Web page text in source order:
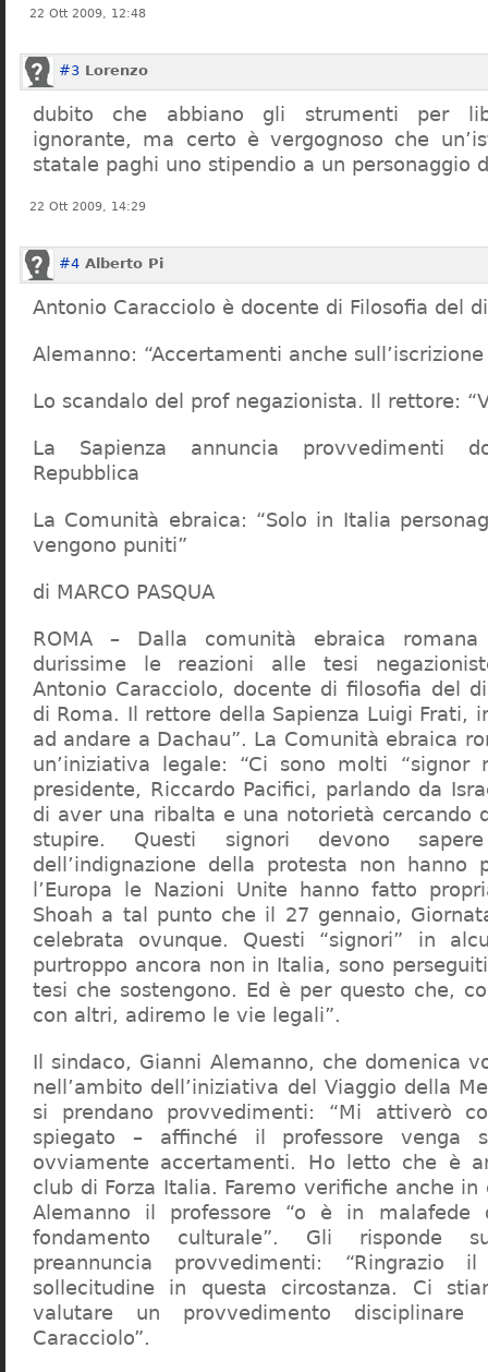
22 Ott 2009, 12:48
#3 Lorenzo
dubito che abbiano gli strumenti per
ignorante, ma certo è vergognoso che
statale paghi uno stipendio a un personaggio
22 Ott 2009, 14:29
#4 Alberto Pi
Antonio Caracciolo è docente di Filosofia del
Alemanno: “Accertamenti anche
Lo scandalo del prof negazionista. Il rettore:
La Sapienza annuncia provvedimenti
Repubblica
La Comunità ebraica: “Solo in Italia
vengono puniti”
di MARCO PASQUA
ROMA – Dalla comunità ebraica
durissime le reazioni alle tesi
Antonio Caracciolo, docente di filosofia del
di Roma. Il rettore della Sapienza Luigi Frati,
ad andare a Dachau”. La Comunità ebraica
un’iniziativa legale: “Ci sono molti “signor
presidente, Riccardo Pacifici, parlando da
di aver una ribalta e una notorietà cercando
stupire. Questi signori devono
dell’indignazione della protesta non hanno
l’Europa le Nazioni Unite hanno fatto
Shoah a tal punto che il 27 gennaio,
celebrata ovunque. Questi “signori” in
purtroppo ancora non in Italia, sono
tesi che sostengono. Ed è per questo che,
con altri, adiremo le vie legali”.
Il sindaco, Gianni Alemanno, che domenica
nell’ambito dell’iniziativa del Viaggio della
si prendano provvedimenti: “Mi attiverò
spiegato – affinché il professore venga
ovviamente accertamenti. Ho letto che è
club di Forza Italia. Faremo verifiche anche in
Alemanno il professore “o è in malafede
fondamento culturale”. Gli risponde
preannuncia provvedimenti:
sollecitudine in questa circostanza. Ci
valutare un provvedimento
Caracciolo”.